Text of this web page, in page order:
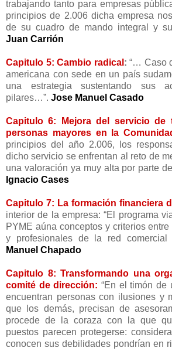
trabajando tanto para empresas
principios de 2.006 dicha empresa
de su cuadro de mando integral y su
Juan Carrión
Capitulo 5: Cambio radical : “… Caso
americana con sede en un país
una estrategia sustentando sus
pilares…”. Jose Manuel Casado
Capitulo 6: Mejora del servicio de
personas mayores en la
principios del año 2.006, los
dicho servicio se enfrentan al reto de
una valoración ya muy alta por parte
Ignacio Cases
Capitulo 7: La formación financiera
interior de la empresa: “El programa
PYME aúna conceptos y criterios
y profesionales de la red comercial
Manuel Chapado
Capitulo 8: Transformando una
comité de dirección: “En el timón de
encuentran personas con ilusiones y
que los demás, precisan de
procede de la coraza con la que
puestos parecen protegerse:
conocen sus debilidades pondrían en